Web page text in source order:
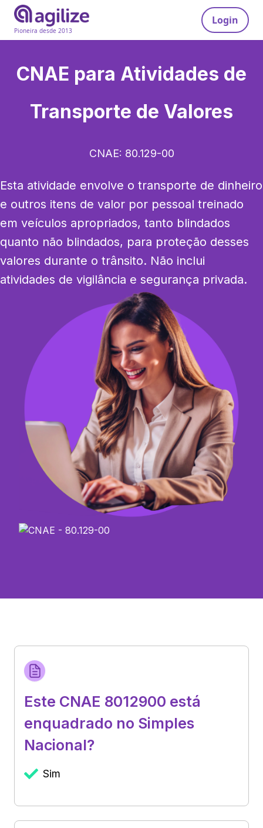
Pioneira desde 2013
Login
CNAE para Atividades de
Transporte de Valores
CNAE: 80.129-00
Esta atividade envolve o transporte de dinheiro
e outros itens de valor por pessoal treinado
em veículos apropriados, tanto blindados
quanto não blindados, para proteção desses
valores durante o trânsito. Não inclui
atividades de vigilância e segurança privada.
Este CNAE 8012900 está
enquadrado no Simples
Nacional?
Sim